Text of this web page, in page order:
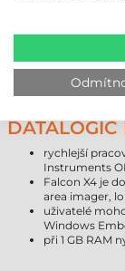
Kromě obvyklých
postupu "GREEN
který po úspěšném
DATALOGIC
rychlejší
Instruments
Falcon X4 je
area imager,
uživatelé
Windows
při 1 GB RAM